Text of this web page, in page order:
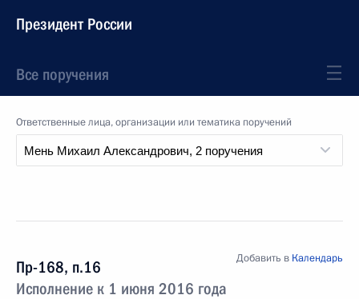
Президент России
Все поручения
Ответственные лица, организации или тематика поручений
Пр-168, п.16
Исполнение к 1 июня 2016 года
Добавить в Календарь